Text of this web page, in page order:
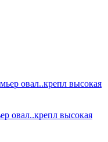
овал..крепл высокая